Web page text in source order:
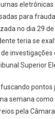
eletrônicas
para
no dia 29
teria se
investigações
Superior
pontos
semana como
pela